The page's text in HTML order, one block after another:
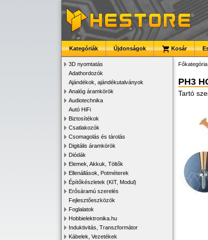
Kategóriák Újdonságok Kosár
3D nyomtatás
Adathordozók
Ajándékok, ajándékutalványok
Analóg áramkörök
Audiotechnika
Autó HiFi
Biztosítékok
Csatlakozók
Csomagolás és tárolás
Digitális áramkörök
Diódák
Elemek, Akkuk, Töltők
Ellenállások, Potméterek
Építőkészletek (KIT, Modul)
Erősáramú szerelés
Fejlesztőeszközök
Foglalatok
Hobbielektronika.hu
Induktivitás, Transzformátor
Kábelek, Vezetékek
Főkategória
PH3
Tartó